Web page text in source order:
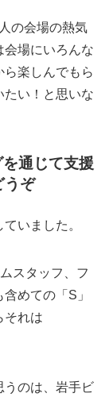
の会場の熱気
会場にいろんな
楽しんでもら
たい！と思いな
通じて支援
うぞ
いました。
スタッフ、フ
めての「S」
それは
うのは、岩手ビ